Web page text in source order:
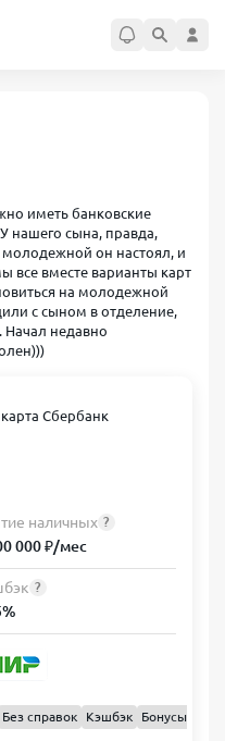
иметь банковские
нашего сына, правда,
молодежной он настоял, и
все вместе варианты карт
на молодежной
с сыном в отделение,
Начал недавно
Сбербанк
наличных ?
000 ₽/мес
?
Без справок Кэшбэк Бонусы